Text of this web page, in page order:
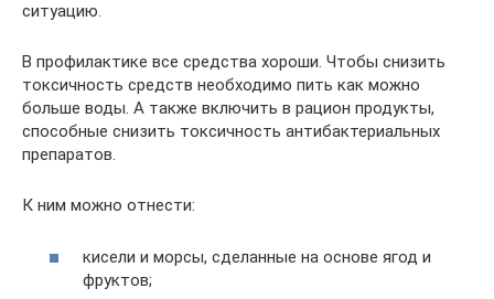
ситуацию.
В профилактике все средства хороши. Чтобы снизить
токсичность средств необходимо пить как можно
больше воды. А также включить в рацион продукты,
способные снизить токсичность антибактериальных
препаратов.
К ним можно отнести:
кисели и морсы, сделанные на основе ягод и
фруктов;